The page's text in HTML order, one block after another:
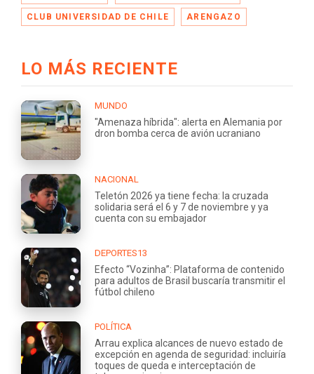
CLUB UNIVERSIDAD DE CHILE ARENGAZO
LO MÁS RECIENTE
MUNDO
"Amenaza híbrida": alerta en Alemania por
dron bomba cerca de avión ucraniano
NACIONAL
Teletón 2026 ya tiene fecha: la cruzada
solidaria será el 6 y 7 de noviembre y ya
cuenta con su embajador
DEPORTES13
Efecto “Vozinha”: Plataforma de contenido
para adultos de Brasil buscaría transmitir el
fútbol chileno
POLÍTICA
Arrau explica alcances de nuevo estado de
excepción en agenda de seguridad: incluiría
toques de queda e interceptación de